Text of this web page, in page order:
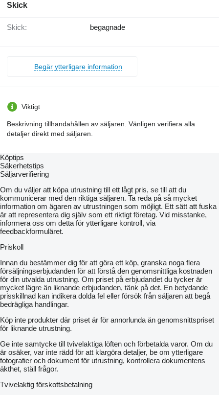
Skick
Skick: begagnade
Begär ytterligare information
Viktigt
Beskrivning tillhandahållen av säljaren. Vänligen verifiera alla
detaljer direkt med säljaren.
Köptips
Säkerhetstips
Säljarverifiering
Om du väljer att köpa utrustning till ett lågt pris, se till att du
kommunicerar med den riktiga säljaren. Ta reda på så mycket
information om ägaren av utrustningen som möjligt. Ett sätt att fuska
är att representera dig själv som ett riktigt företag. Vid misstanke,
informera oss om detta för ytterligare kontroll, via
feedbackformuläret.
Priskoll
Innan du bestämmer dig för att göra ett köp, granska noga flera
försäljningserbjudanden för att förstå den genomsnittliga kostnaden
för din utvalda utrustning. Om priset på erbjudandet du tycker är
mycket lägre än liknande erbjudanden, tänk på det. En betydande
prisskillnad kan indikera dolda fel eller försök från säljaren att begå
bedrägliga handlingar.
Köp inte produkter där priset är för annorlunda än genomsnittspriset
för liknande utrustning.
Ge inte samtycke till tvivelaktiga löften och förbetalda varor. Om du
är osäker, var inte rädd för att klargöra detaljer, be om ytterligare
fotografier och dokument för utrustning, kontrollera dokumentens
äkthet, ställ frågor.
Tvivelaktig förskottsbetalning